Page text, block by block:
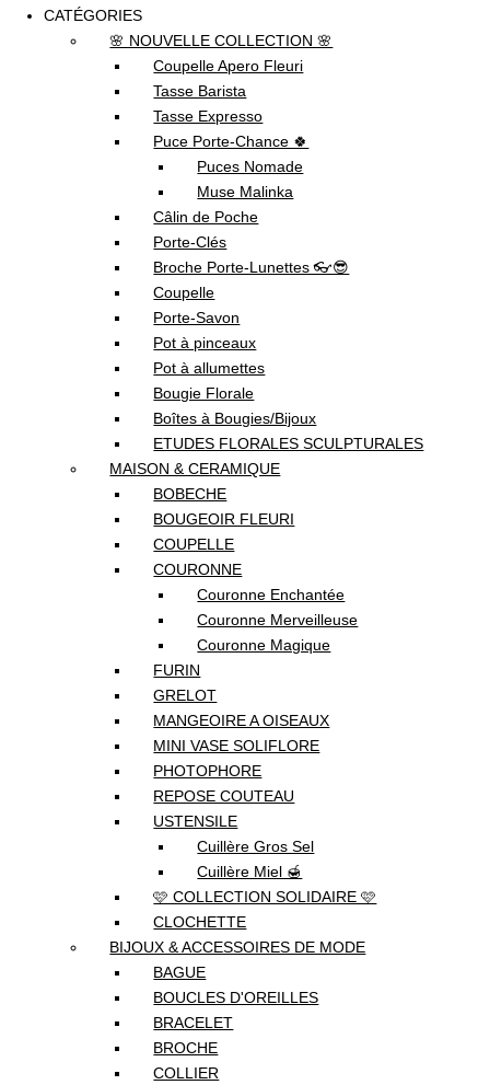
CATÉGORIES
🌸 NOUVELLE COLLECTION 🌸
Coupelle Apero Fleuri
Tasse Barista
Tasse Expresso
Puce Porte-Chance 🍀
Puces Nomade
Muse Malinka
Câlin de Poche
Porte-Clés
Broche Porte-Lunettes 👓😎
Coupelle
Porte-Savon
Pot à pinceaux
Pot à allumettes
Bougie Florale
Boîtes à Bougies/Bijoux
ETUDES FLORALES SCULPTURALES
MAISON & CERAMIQUE
BOBECHE
BOUGEOIR FLEURI
COUPELLE
COURONNE
Couronne Enchantée
Couronne Merveilleuse
Couronne Magique
FURIN
GRELOT
MANGEOIRE A OISEAUX
MINI VASE SOLIFLORE
PHOTOPHORE
REPOSE COUTEAU
USTENSILE
Cuillère Gros Sel
Cuillère Miel 🍯
🩷 COLLECTION SOLIDAIRE 🩷
CLOCHETTE
BIJOUX & ACCESSOIRES DE MODE
BAGUE
BOUCLES D'OREILLES
BRACELET
BROCHE
COLLIER